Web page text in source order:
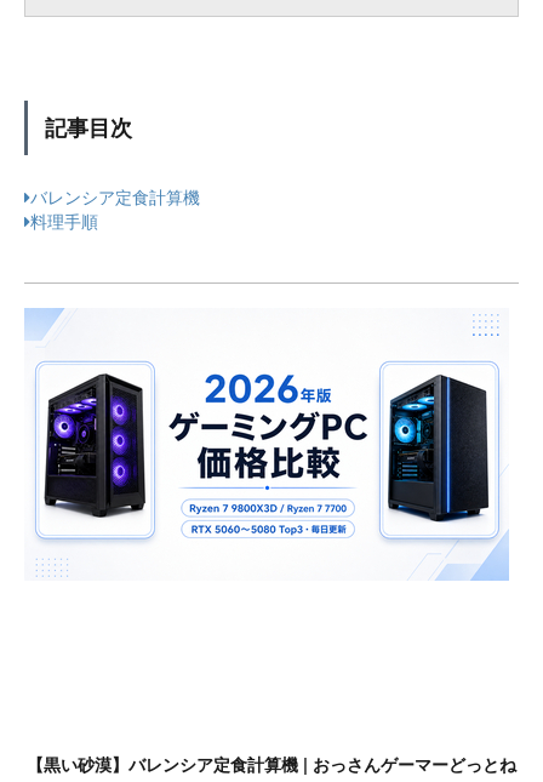
記事目次
バレンシア定食計算機
料理手順
【黒い砂漠】バレンシア定食計算機 | おっさんゲーマーどっとね